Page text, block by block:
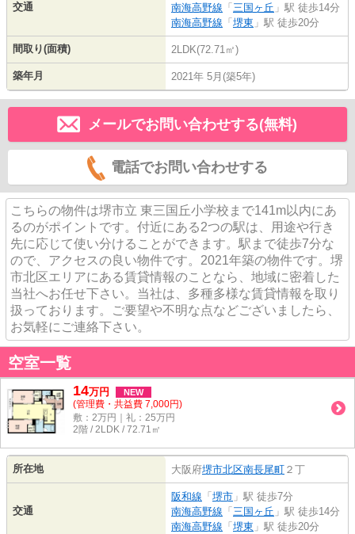
交通
南海高野線 「 三国ヶ丘 」駅 徒歩14分
南海高野線 「 堺東 」駅 徒歩20分
間取り(面積) 2LDK(72.71㎡)
築年月 2021年 5月(築5年)
メールでお問い合わせする(無料)
電話でお問い合わせする
こちらの物件は堺市立 東三国丘小学校まで141m以内にあ
るのがポイントです。付近にある2つの駅は、用途や行き
先に応じて使い分けることができます。駅まで徒歩7分な
ので、アクセスの良い物件です。2021年築の物件です。堺
市北区エリアにある賃貸情報のことなら、地域に密着した
当社へお任せ下さい。当社は、多種多様な賃貸情報を取り
扱っております。ご要望や不明な点などございましたら、
お気軽にご連絡下さい。
空室一覧
14万円 NEW
(管理費・共益費 7,000円)
敷：2万円｜礼：25万円
2階 / 2LDK / 72.71㎡
所在地 大阪府堺市北区南長尾町 ２丁
交通
阪和線 「 堺市 」駅 徒歩7分
南海高野線 「 三国ヶ丘 」駅 徒歩14分
南海高野線 「 堺東 」駅 徒歩20分